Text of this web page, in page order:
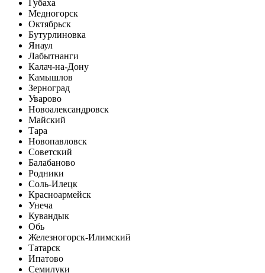
Губаха
Медногорск
Октябрьск
Бутурлиновка
Янаул
Лабытнанги
Калач-на-Дону
Камышлов
Зерноград
Уварово
Новоалександровск
Майский
Тара
Новопавловск
Советский
Балабаново
Родники
Соль-Илецк
Красноармейск
Унеча
Кувандык
Обь
Железногорск-Илимский
Татарск
Ипатово
Семилуки